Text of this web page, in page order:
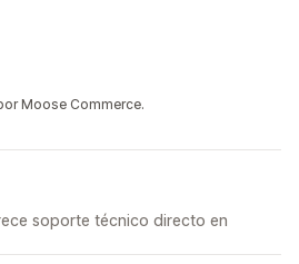
Moose Commerce.
soporte técnico directo en